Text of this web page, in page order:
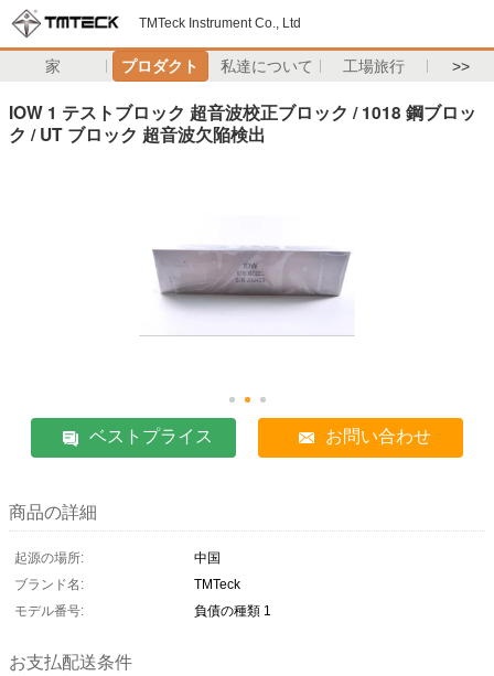
TMTeck Instrument Co., Ltd
家 プロダクト 私達について 工場旅行 >>
IOW 1 テストブロック 超音波校正ブロック / 1018 鋼ブロッ
ク / UT ブロック 超音波欠陥検出
ベストプライス お問い合わせ
商品の詳細
起源の場所:
中国
ブランド名:
TMTeck
モデル番号:
負債の種類 1
お支払配送条件